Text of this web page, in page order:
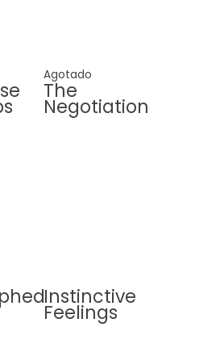
Agotado
The
Negotiation
Instinctive
Feelings